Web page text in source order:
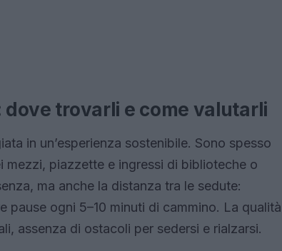
trovarli e come valutarli
in un’esperienza sostenibile. Sono spesso
mezzi, piazzette e ingressi di biblioteche o
ma anche la distanza tra le sedute:
pause ogni 5–10 minuti di cammino. La qualità
assenza di ostacoli per sedersi e rialzarsi.